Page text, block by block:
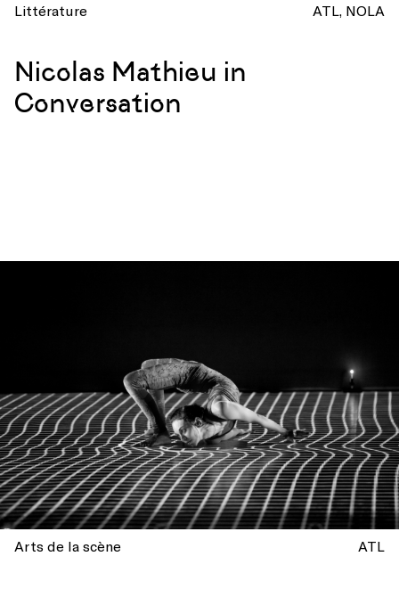
Littérature ATL NOLA
Nicolas Mathieu in
Conversation
Arts de la scène ATL